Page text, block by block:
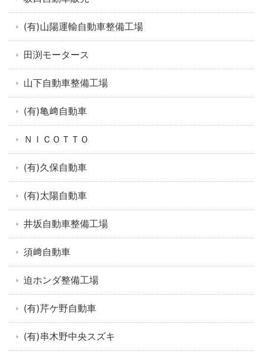
(有)山陽運輸自動車整備工場
田渕モータース
山下自動車整備工場
(有)亀﨑自動車
ＮＩＣＯＴＴＯ
(有)久保自動車
(有)太陽自動車
井坂自動車整備工場
須﨑自動車
迫ホンダ整備工場
(有)芹ケ野自動車
(有)串木野中央スズキ